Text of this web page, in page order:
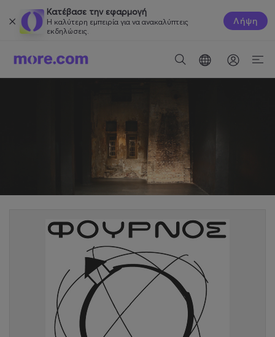
Κατέβασε την εφαρμογή
Η καλύτερη εμπειρία για να ανακαλύπτεις
εκδηλώσεις.
Λήψη